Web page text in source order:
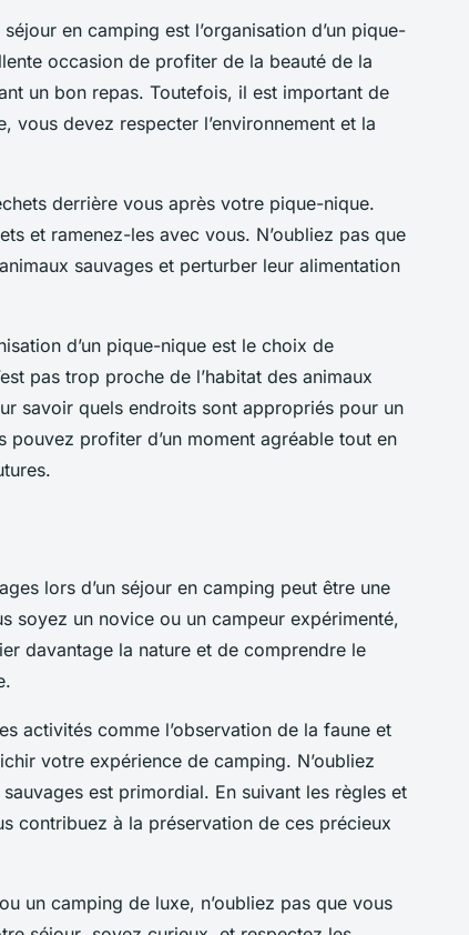
séjour en camping est l’organisation d’un pique-
occasion de profiter de la beauté de la
un bon repas. Toutefois, il est important de
vous devez respecter l’environnement et la
derrière vous après votre pique-nique.
et ramenez-les avec vous. N’oubliez pas que
animaux sauvages et perturber leur alimentation
d’un pique-nique est le choix de
pas trop proche de l’habitat des animaux
savoir quels endroits sont appropriés pour un
profiter d’un moment agréable tout en
lors d’un séjour en camping peut être une
soyez un novice ou un campeur expérimenté,
davantage la nature et de comprendre le
activités comme l’observation de la faune et
votre expérience de camping. N’oubliez
est primordial. En suivant les règles et
contribuez à la préservation de ces précieux
ou un camping de luxe, n’oubliez pas que vous